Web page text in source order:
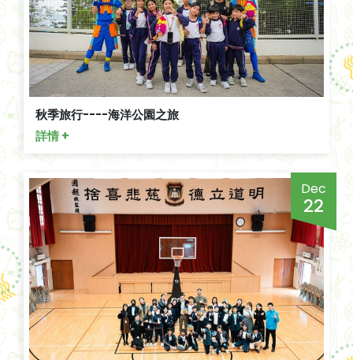
秋季旅行----海洋公園之旅
詳情 +
Dec
22